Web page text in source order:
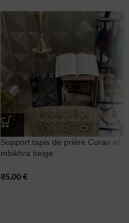
Support tapis de prière Coran et
mbikhra beige
85,00€